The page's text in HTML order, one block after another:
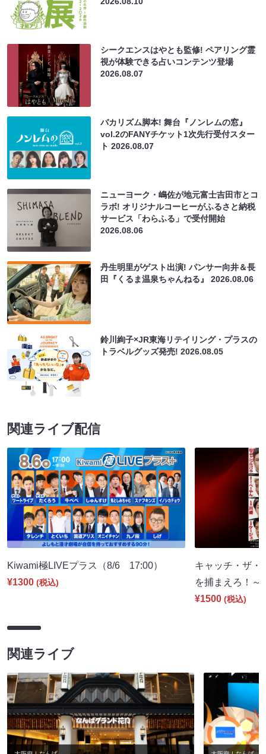
シークエンスはやとも監修! ペアリング霊
視が体験できる占いコンテンツ登場
2026.08.07
バカリズム脚本! 舞台『ノンレムの窓』
vol.2のFANYチケット1次先行受付スター
ト2026.08.07
ニューヨーク・嶋佐が地元富士吉田市とコ
ラボ! オリジナルコーヒーがふるさと納税
サービス「わらふる」で受付開始
2026.08.06
丹生明里がゲスト出演! パンサー向井＆長
田『くるま温泉ちゃんねる』2026.08.06
鈴川絢子×JR東海リテイリング・プラスの
トラベルグッズ発売!2026.08.05
関連ライブ配信
Kiwami極LIVEプラス（8/6 17:00）
¥1300 (税込)
キャッチ・ザ・
を捕まえろ！
¥1500 (税込)
関連ライブ